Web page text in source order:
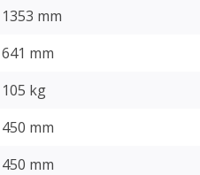
1353 mm
641 mm
105 kg
450 mm
450 mm